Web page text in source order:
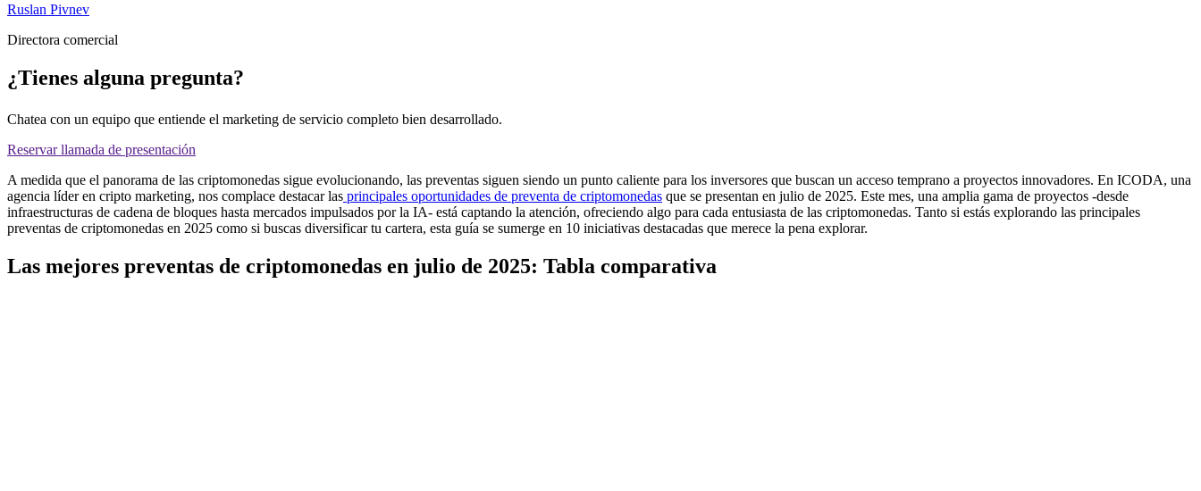
Ruslan Pivnev
Directora comercial
¿Tienes alguna pregunta?
Chatea con un equipo que entiende el marketing de servicio completo bien desarrollado.
Reservar llamada de presentación
A medida que el panorama de las criptomonedas sigue evolucionando, las preventas siguen siendo un punto caliente para los inversores que buscan un acceso temprano a proyectos innovadores. En ICODA, una
agencia líder en cripto marketing, nos complace destacar las principales oportunidades de preventa de criptomonedas que se presentan en julio de 2025. Este mes, una amplia gama de proyectos -desde
infraestructuras de cadena de bloques hasta mercados impulsados por la IA- está captando la atención, ofreciendo algo para cada entusiasta de las criptomonedas. Tanto si estás explorando las principales
preventas de criptomonedas en 2025 como si buscas diversificar tu cartera, esta guía se sumerge en 10 iniciativas destacadas que merece la pena explorar.
Las mejores preventas de criptomonedas en julio de 2025: Tabla comparativa